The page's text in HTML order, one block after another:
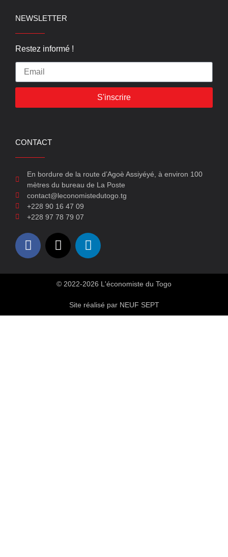
NEWSLETTER
Restez informé !
S'inscrire
CONTACT
En bordure de la route d’Agoè Assiyéyé, à environ 100
mètres du bureau de La Poste
contact@leconomistedutogo.tg
+228 90 16 47 09
+228 97 78 79 07
© 2022-2026 L'économiste du Togo
Site réalisé par NEUF SEPT